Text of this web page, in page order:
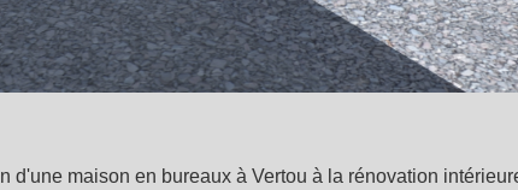
d'une maison en bureaux à Vertou à la rénovation